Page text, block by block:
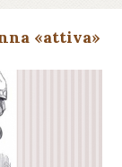
«attiva»